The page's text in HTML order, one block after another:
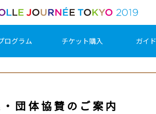
ログラム チケット購入 ガイ
団体協賛のご案内